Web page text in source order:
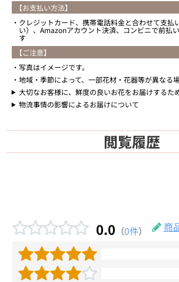
【お支払い方法】
クレジットカード、携帯電話料金と合わせて支払
い）、Amazonアカウント決済、コンビニで前払
す
【ご注意】
写真はイメージです。
地域・季節によって、一部花材・花器等が異なる
大切なお客様に、鮮度の良いお花をお届けするた
物流事情の影響によるお届けについて
閲覧履歴
0.0 （0件）
商